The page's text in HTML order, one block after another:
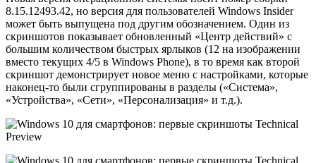
8.15.12493.42, но версия для пользователей Windows Insider
может быть выпущена под другим обозначением. Один из
скриншотов показывает обновленный «Центр действий» с
большим количеством быстрых ярлыков (12 на изображении
вместо текущих 4/5 в Windows Phone), в то время как второй
скриншот демонстрирует новое меню с настройками, которые
наконец-то были сгруппированы в разделы («Система»,
«Устройства», «Сети», «Персонализация» и т.д.).